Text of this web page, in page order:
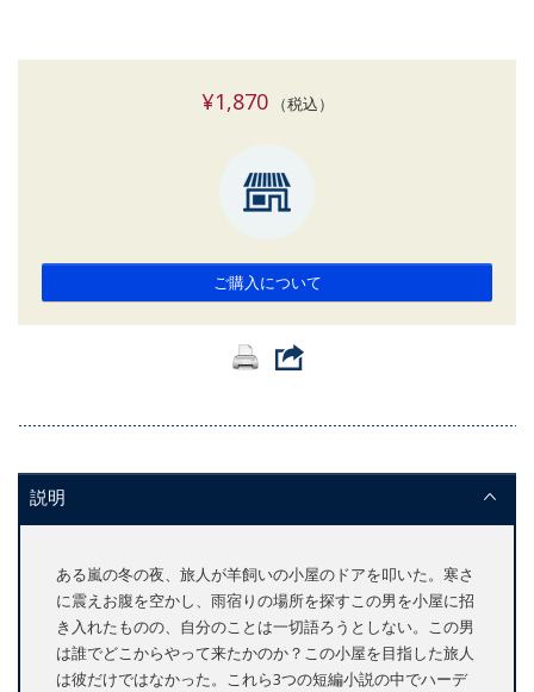
¥1,870（税込）
ご購入について
説明
ある嵐の冬の夜、旅人が羊飼いの小屋のドアを叩いた。寒さ
に震えお腹を空かし、雨宿りの場所を探すこの男を小屋に招
き入れたものの、自分のことは一切語ろうとしない。この男
は誰でどこからやって来たかのか？この小屋を目指した旅人
は彼だけではなかった。これら3つの短編小説の中でハーデ